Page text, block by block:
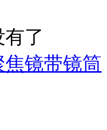
有了
焦镜带镜筒